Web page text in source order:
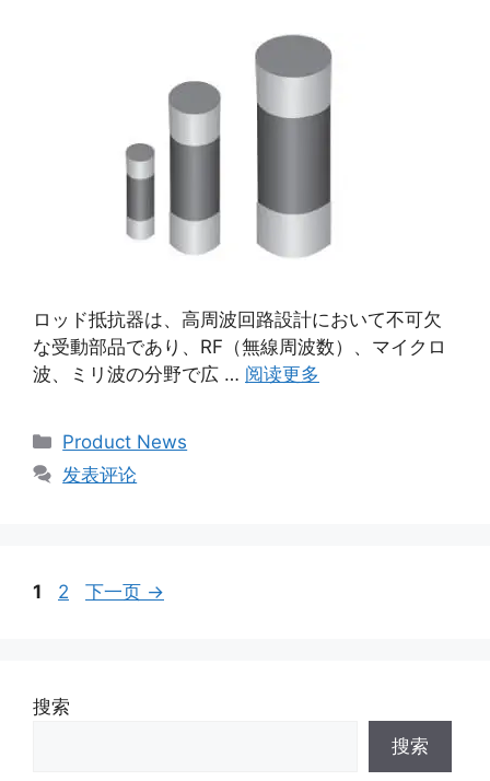
ロッド抵抗器は、高周波回路設計において不可欠
な受動部品であり、RF（無線周波数）、マイクロ
波、ミリ波の分野で広 … 阅读更多
Product News
发表评论
1 2 下一页 →
搜索
搜索